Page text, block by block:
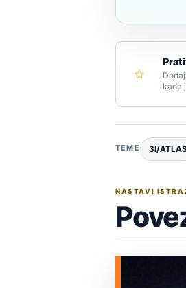
kada
TEME 3I/
NASTAVI